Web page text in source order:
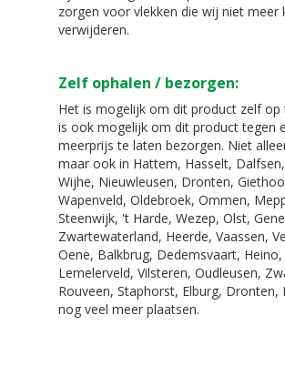
zorgen voor vlekken die wij niet meer
verwijderen.
Zelf ophalen / bezorgen:
Het is mogelijk om dit product zelf op
is ook mogelijk om dit product tegen
meerprijs te laten bezorgen. Niet
maar ook in Hattem, Hasselt,
Wijhe, Nieuwleusen, Dronten,
Wapenveld, Oldebroek, Ommen,
Steenwijk, 't Harde, Wezep, Olst,
Zwartewaterland, Heerde, Vaassen,
Oene, Balkbrug, Dedemsvaart, Heino,
Lemelerveld, Vilsteren, Oudleusen,
Rouveen, Staphorst, Elburg, Dronten,
nog veel meer plaatsen.